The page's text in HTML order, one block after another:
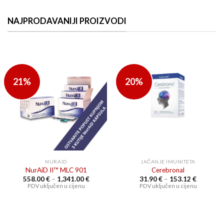
NAJPRODAVANIJI PROIZVODI
21%
NURAID
NurAiD II™ MLC 901
558.00€ – 1,341.00€Raspon
PDV uključen u cijenu
20%
JAČANJE IMUNITETA
Cerebronal
31.90€ – 153.12 €Raspon
cijena:
PDV uključen u cijenu